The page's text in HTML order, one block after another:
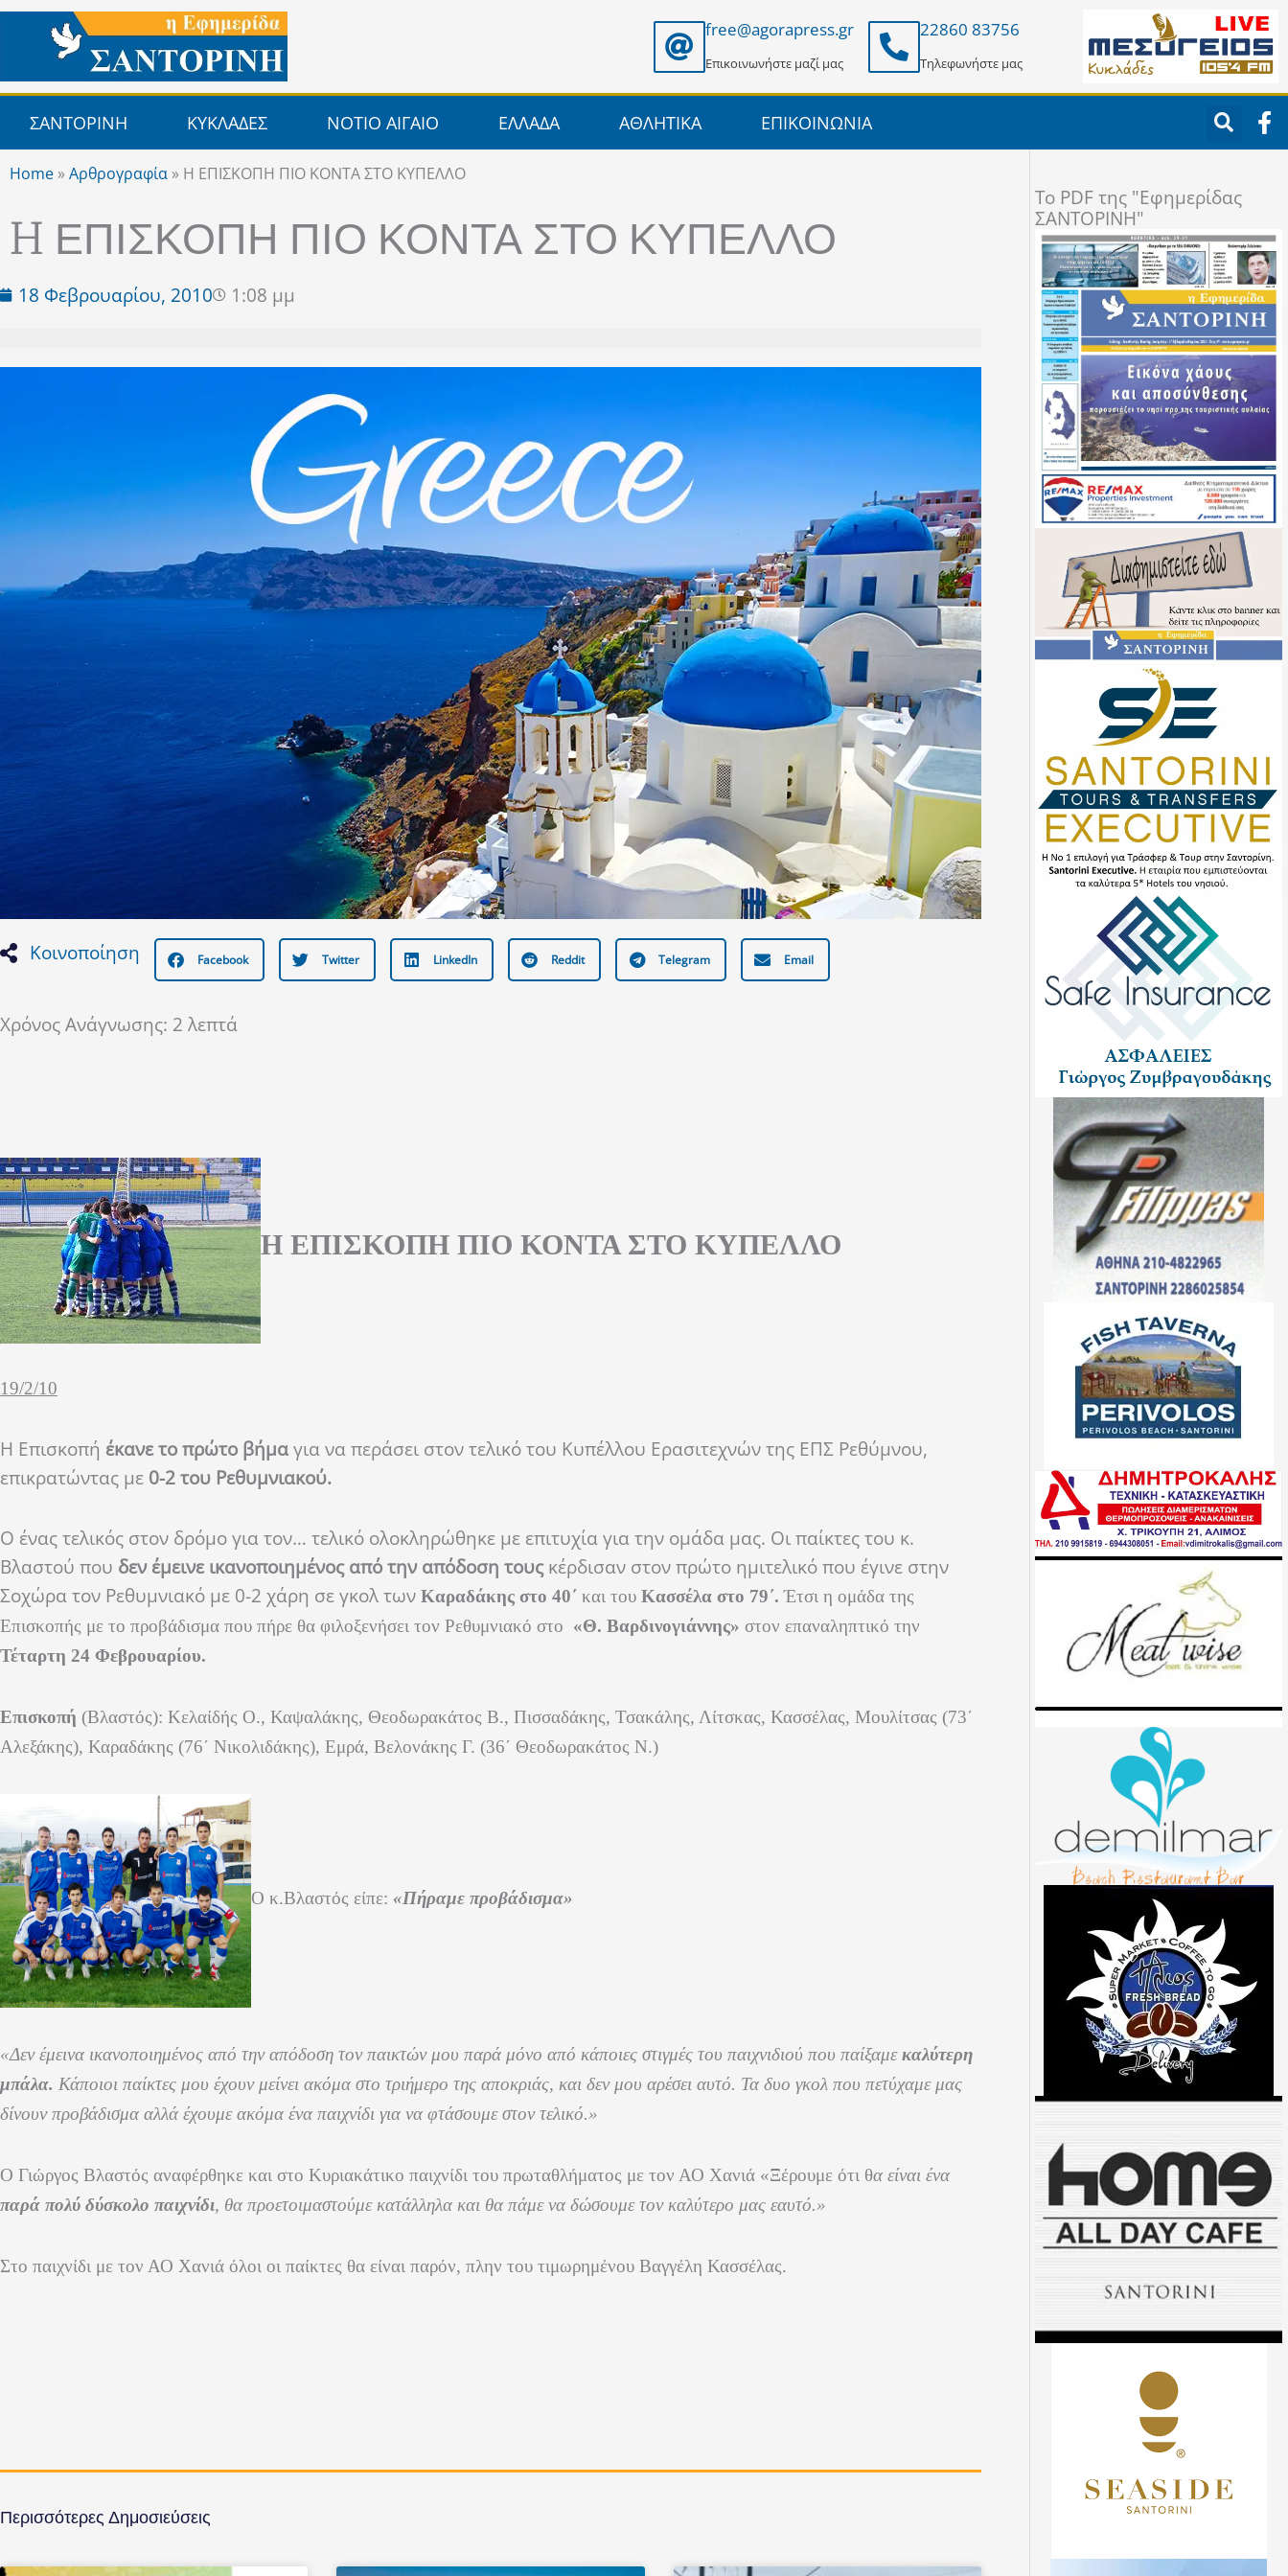
Μετάβαση
περιεχόμενο
free@agorapress.gr
Επικοινωνήστε μαζί μας
22860 83756
Τηλεφωνήστε μας
ΣΑΝΤΟΡΙΝΗ ΚΥΚΛΑΔΕΣ ΝΟΤΙΟ ΑΙΓΑΙΟ ΕΛΛΑΔΑ ΑΘΛΗΤΙΚΑ ΕΠΙΚΟΙΝΩΝΙΑ F
a
c
o
k
-
f
Home »Αρθρογραφία » H ΕΠΙΣΚΟΠΗ ΠΙΟ ΚΟΝΤΑ ΣΤΟ ΚΥΠΕΛΛΟ
H ΕΠΙΣΚΟΠΗ ΠΙΟ ΚΟΝΤΑ ΣΤΟ ΚΥΠΕΛΛΟ
18 Φεβρουαρίου, 2010 1:08 μμ
Κοινοποίηση Facebook Twitter LinkedIn Reddit Telegram Email
Χρόνος Ανάγνωσης: 2 λεπτά
H ΕΠΙΣΚΟΠΗ ΠΙΟ ΚΟΝΤΑ ΣΤΟ ΚΥΠΕΛΛΟ
19/2/10
Η Επισκοπή έκανε το πρώτο βήμαγια να περάσει στον τελικό του Κυπέλλου Ερασιτεχνών της ΕΠΣ Ρεθύμνου,
επικρατώντας με 0-2 του Ρεθυμνιακού.
Ο ένας τελικός στον δρόμο για τον… τελικό ολοκληρώθηκε με επιτυχία για την ομάδα μας. Οι παίκτες του κ.
Βλαστού που δεν έμεινε ικανοποιημένος από την απόδοση τουςκέρδισαν στον πρώτο ημιτελικό που έγινε στην
Σοχώρα τον Ρεθυμνιακό με 0-2 χάρη σε γκολ των Καραδάκης στο 40΄ και του Κασσέλα στο 79΄. Έτσι η ομάδα της
Επισκοπής με το προβάδισμα που πήρε θα φιλοξενήσει τον Ρεθυμνιακό στο «Θ. Βαρδινογιάννης» στον επαναληπτικό την
Τέταρτη 24 Φεβρουαρίου.
Επισκοπή (Βλαστός): Κελαίδής Ο., Καψαλάκης, Θεοδωρακάτος Β., Πισσαδάκης, Τσακάλης, Λίτσκας, Κασσέλας, Μουλίτσας (73΄
Αλεξάκης), Καραδάκης (76΄ Νικολιδάκης), Εμρά, Βελονάκης Γ. (36΄ Θεοδωρακάτος Ν.)
Ο κ.Βλαστός είπε: «Πήραμε προβάδισμα»
«Δεν έμεινα ικανοποιημένος από την απόδοση τον παικτών μου παρά μόνο από κάποιες στιγμές του παιχνιδιού που παίξαμεκαλύτερη
μπάλα. Κάποιοι παίκτες μου έχουν μείνει ακόμα στο τριήμερο της αποκριάς, και δεν μου αρέσει αυτό. Τα δυο γκολ που πετύχαμε μας
δίνουν προβάδισμα αλλά έχουμε ακόμα ένα παιχνίδι για να φτάσουμε στον τελικό.»
Ο Γιώργος Βλαστός αναφέρθηκε και στο Κυριακάτικο παιχνίδι του πρωταθλήματος με τον ΑΟ Χανιά «Ξέρουμε ότι θα είναι ένα
παρά πολύ δύσκολο παιχνίδι, θα προετοιμαστούμε κατάλληλα και θα πάμε να δώσουμε τον καλύτερο μας εαυτό.»
Στο παιχνίδι με τον ΑΟ Χανιά όλοι οι παίκτες θα είναι παρόν, πλην του τιμωρημένου Βαγγέλη Κασσέλας.
Περισσότερες Δημοσιεύσεις
To PDF της "Εφημερίδας
ΣΑΝΤΟΡΙΝΗ"